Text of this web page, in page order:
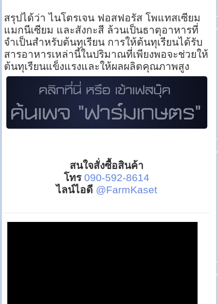
สรุปได้ว่า ไนโตรเจน ฟอสฟอรัส โพแทสเซียม
แมกนีเซียม และสังกะสี ล้วนเป็นธาตุอาหารที่
จำเป็นสำหรับต้นทุเรียน การให้ต้นทุเรียนได้รับ
สารอาหารเหล่านี้ในปริมาณที่เพียงพอจะช่วยให้
ต้นทุเรียนแข็งแรงและให้ผลผลิตคุณภาพสูง
สนใจสั่งซื้อสินค้า
โทร 090-592-8614
ไลน์ไอดี @FarmKaset